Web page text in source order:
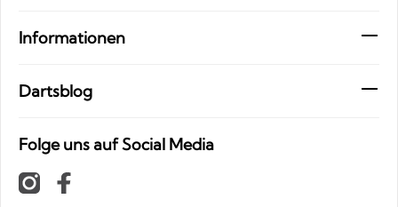
Informationen
Dartsblog
Folge uns auf Social Media